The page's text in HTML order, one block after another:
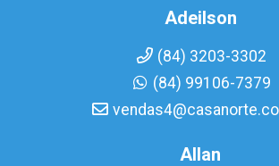
Adeilson
(84) 3203-3302
(84) 99106-7379
Allan